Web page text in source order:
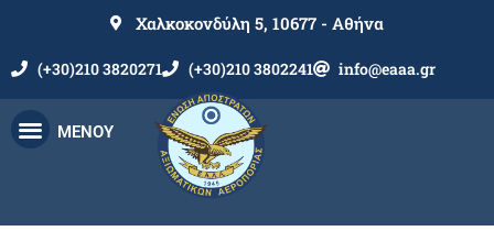
Χαλκοκονδύλη 5, 10677 - Αθήνα
(+30)210 3820271 (+30)210 3802241 info@eaaa.gr
ΜΕΝΟΥ